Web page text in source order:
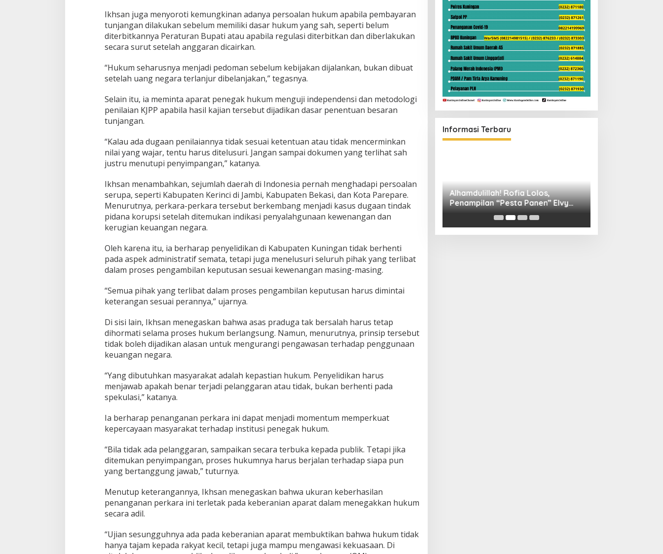
Ikhsan juga menyoroti kemungkinan adanya persoalan hukum apabila pembayaran
tunjangan dilakukan sebelum memiliki dasar hukum yang sah, seperti belum
diterbitkannya Peraturan Bupati atau apabila regulasi diterbitkan dan diberlakukan
secara surut setelah anggaran dicairkan.
“Hukum seharusnya menjadi pedoman sebelum kebijakan dijalankan, bukan dibuat
setelah uang negara terlanjur dibelanjakan,” tegasnya.
Selain itu, ia meminta aparat penegak hukum menguji independensi dan metodologi
penilaian KJPP apabila hasil kajian tersebut dijadikan dasar penentuan besaran
tunjangan.
“Kalau ada dugaan penilaiannya tidak sesuai ketentuan atau tidak mencerminkan
nilai yang wajar, tentu harus ditelusuri. Jangan sampai dokumen yang terlihat sah
justru menutupi penyimpangan,” katanya.
Ikhsan menambahkan, sejumlah daerah di Indonesia pernah menghadapi persoalan
serupa, seperti Kabupaten Kerinci di Jambi, Kabupaten Bekasi, dan Kota Parepare.
Menurutnya, perkara-perkara tersebut berkembang menjadi kasus dugaan tindak
pidana korupsi setelah ditemukan indikasi penyalahgunaan kewenangan dan
kerugian keuangan negara.
Oleh karena itu, ia berharap penyelidikan di Kabupaten Kuningan tidak berhenti
pada aspek administratif semata, tetapi juga menelusuri seluruh pihak yang terlibat
dalam proses pengambilan keputusan sesuai kewenangan masing-masing.
“Semua pihak yang terlibat dalam proses pengambilan keputusan harus dimintai
keterangan sesuai perannya,” ujarnya.
Di sisi lain, Ikhsan menegaskan bahwa asas praduga tak bersalah harus tetap
dihormati selama proses hukum berlangsung. Namun, menurutnya, prinsip tersebut
tidak boleh dijadikan alasan untuk mengurangi pengawasan terhadap penggunaan
keuangan negara.
“Yang dibutuhkan masyarakat adalah kepastian hukum. Penyelidikan harus
menjawab apakah benar terjadi pelanggaran atau tidak, bukan berhenti pada
spekulasi,” katanya.
Ia berharap penanganan perkara ini dapat menjadi momentum memperkuat
kepercayaan masyarakat terhadap institusi penegak hukum.
“Bila tidak ada pelanggaran, sampaikan secara terbuka kepada publik. Tetapi jika
ditemukan penyimpangan, proses hukumnya harus berjalan terhadap siapa pun
yang bertanggung jawab,” tuturnya.
Menutup keterangannya, Ikhsan menegaskan bahwa ukuran keberhasilan
penanganan perkara ini terletak pada keberanian aparat dalam menegakkan hukum
secara adil.
“Ujian sesungguhnya ada pada keberanian aparat membuktikan bahwa hukum tidak
hanya tajam kepada rakyat kecil, tetapi juga mampu mengawasi kekuasaan. Di
Informasi Terbaru
LPPL Kuningan Kian Melekat di
Hati Masyarakat, Dewas Dorong
Inovasi Penyiaran Digital
Alhamdulillah! Rofia Lolos,
Penampilan “Pesta Panen” Elvy
Sukaesih Berbuah Manis